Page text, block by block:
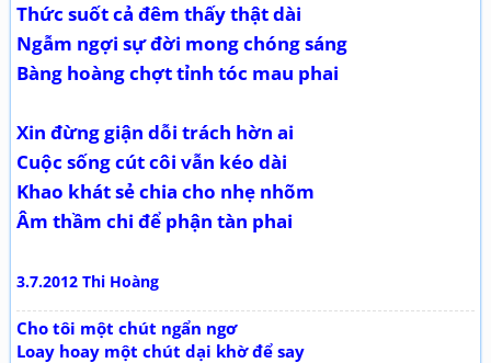
Thức suốt cả đêm thấy thật dài
Ngẫm ngợi sự đời mong chóng sáng
Bàng hoàng chợt tỉnh tóc mau phai
Xin đừng giận dỗi trách hờn ai
Cuộc sống cút côi vẫn kéo dài
Khao khát sẻ chia cho nhẹ nhõm
Âm thầm chi để phận tàn phai
3.7.2012 Thi Hoàng
Cho tôi một chút ngẩn ngơ
Loay hoay một chút dại khờ để say